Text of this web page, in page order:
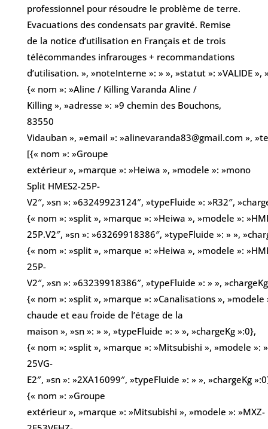
professionnel pour résoudre le problème de terre.
Evacuations des condensats par gravité. Remise
de la notice d’utilisation en Français et de trois
télécommandes infrarouges + recommandations
d’utilisation. », »noteInterne »: » », »statut »: »VALIDE »,
{« nom »: »Aline / Killing Varanda Aline /
Killing », »adresse »: »9 chemin des Bouchons,
83550
Vidauban », »email »: »alinevaranda83@gmail.com »,
[{« nom »: »Groupe
extérieur », »marque »: »Heiwa », »modele »: »mono
Split HMES2-25P-
V2″, »sn »: »63249923124″, »typeFluide »: »R32″,
{« nom »: »split », »marque »: »Heiwa », »modele »:
25P.V2″, »sn »: »63269918386″, »typeFluide »: » »,
{« nom »: »split », »marque »: »Heiwa », »modele »:
25P-
V2″, »sn »: »63239918386″, »typeFluide »: » »,
{« nom »: »split », »marque »: »Canalisations », »modele
chaude et eau froide de l’étage de la
maison », »sn »: » », »typeFluide »: » », »chargeKg »:0},
{« nom »: »split », »marque »: »Mitsubishi », »modele »:
25VG-
E2″, »sn »: »2XA16099″, »typeFluide »: » », »chargeKg
{« nom »: »Groupe
extérieur », »marque »: »Mitsubishi », »modele »: »MXZ-